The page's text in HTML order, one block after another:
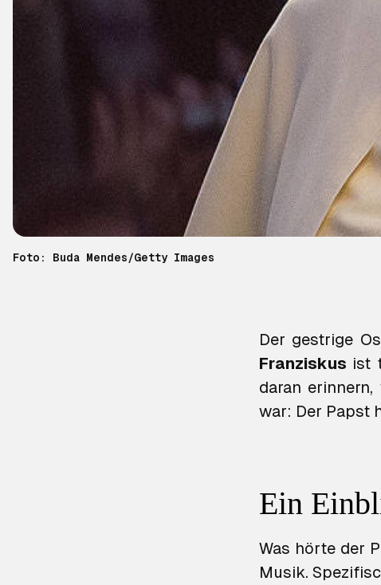
Foto: Buda Mendes/Getty Images
Der gestrige
Franziskus ist
daran
war: Der Papst
Ein
Was hörte der
Musik.